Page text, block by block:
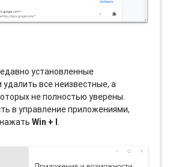
установленные
все неизвестные, а
не полностью уверены.
в управление приложениями,
Win + I.